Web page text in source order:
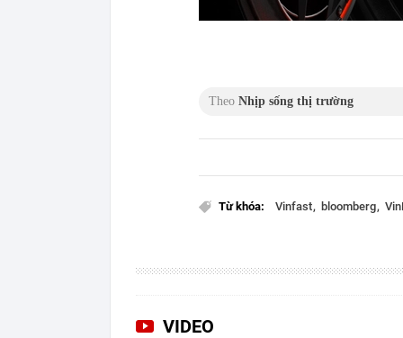
Theo Nhịp sống thị trường
Từ khóa: Vinfast bloomberg
VIDEO